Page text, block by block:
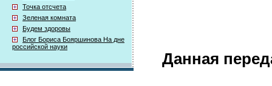
Точка отсчета
Зеленая комната
Будем здоровы
Блог Бориса Бояршинова На дне
российской науки
Данная